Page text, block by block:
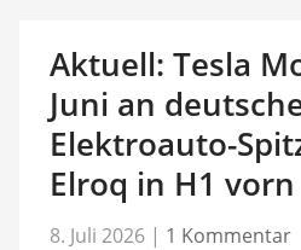
Aktuell: Tesla
Juni an
Elektroauto-
Elroq in H1 vorn
8. Juli 2026 | 1 Kommentar